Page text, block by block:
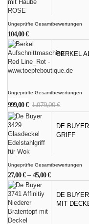
Ungeprüfte Gesamtbewertungen
104,00€
BERKEL
Ungeprüfte Gesamtbewertungen
1.079,00€
Preis
1.079,00 €
999,00€
Aktueller
Preis
999,00 €.
DE
GRIFF
Ungeprüfte Gesamtbewertungen
27,00€– 45,00€
DE
MIT